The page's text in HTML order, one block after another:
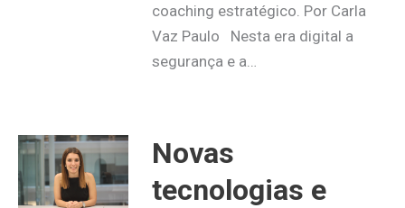
coaching estratégico. Por Carla
Vaz Paulo Nesta era digital a
segurança e a…
Novas
tecnologias e